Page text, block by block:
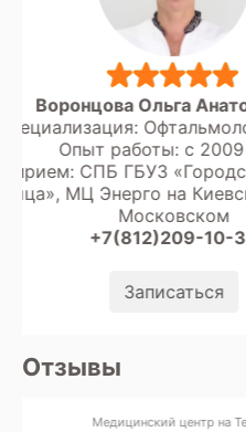
на
Ведет
Отзывы